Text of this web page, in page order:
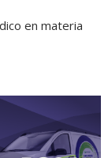
en materia